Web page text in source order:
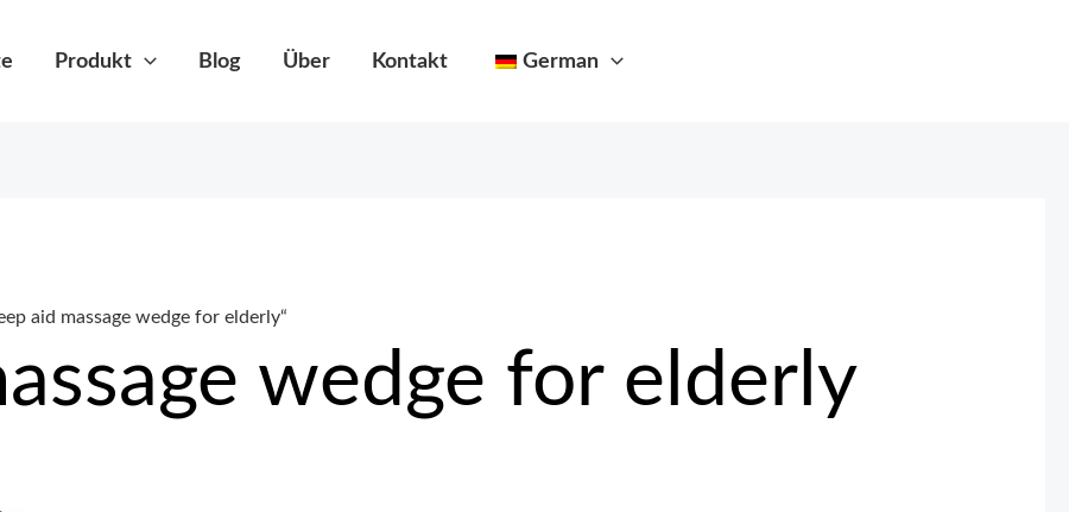
Produkt Blog Über Kontakt German
aid massage wedge for elderly“
wedge for elderly